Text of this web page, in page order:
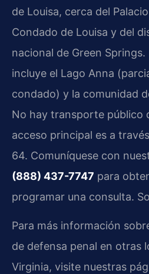
de Louisa, cerca del
Condado de Louisa y del
nacional de Green
incluye el Lago Anna
condado) y la comunidad
No hay transporte público
acceso principal es a
64. Comuníquese con
(888) 437-7747 para
programar una consulta.
Para más información
de defensa penal en otras
Virginia, visite nuestras